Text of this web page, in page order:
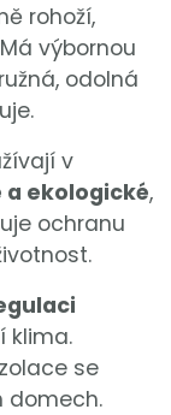
rohoží,
výbornou
odolná
v
ekologické,
ochranu
klima.
se
domech.